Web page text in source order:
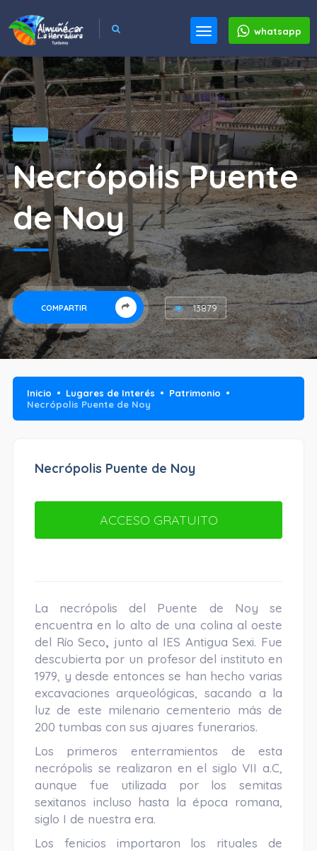
whatsapp
Necrópolis Puente
de Noy
COMPARTIR 13879
Inicio Lugares de Interés
Patrimonio
Necrópolis Puente de Noy
Necrópolis Puente de Noy
ACCESO GRATUITO
La necrópolis del Puente de Noy se
encuentra en lo alto de una colina al oeste
del Río Seco, junto al IES Antigua Sexi. Fue
descubierta por un profesor del instituto en
1979, y desde entonces se han hecho varias
excavaciones arqueológicas, sacando a la
luz de este milenario cementerio más de
200 tumbas con sus ajuares funerarios.
Los primeros enterramientos de esta
necrópolis se realizaron en el siglo VII a.C,
aunque fue utilizada por los semitas
sexitanos incluso hasta la época romana,
siglo I de nuestra era.
Los fenicios importaron los rituales de